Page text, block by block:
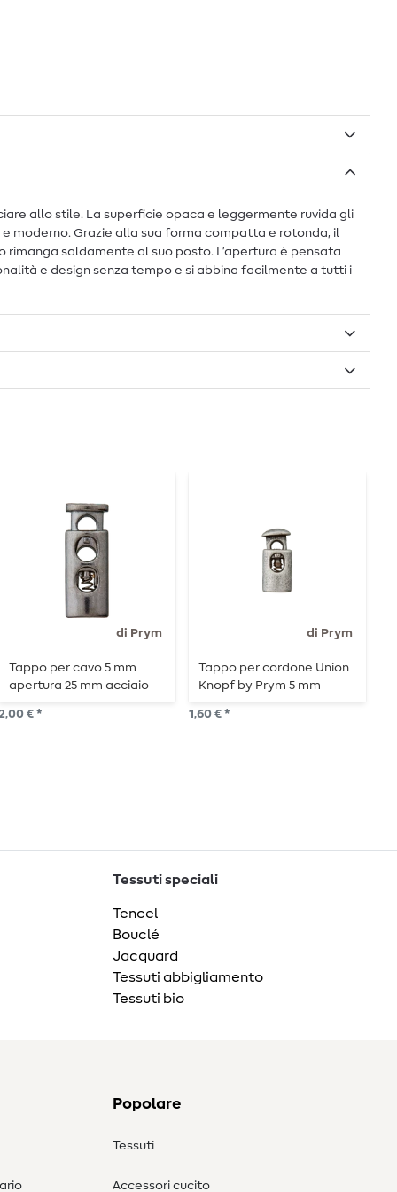
allo stile. La superficie opaca e leggermente ruvida gli
moderno. Grazie alla sua forma compatta e rotonda, il
saldamente al suo posto. L’apertura è pensata
e design senza tempo e si abbina facilmente a tutti i
di Prym
Tappo per cavo 5 mm
apertura 25 mm acciaio
lucido
€ *
di Prym
Tappo per cordone Union
Knopf by Prym 5 mm
apertura 20 mm argento
vecchio opaco
1,60 € *
Tessuti speciali
Tencel
Bouclé
Jacquard
Tessuti abbigliamento
Tessuti bio
Popolare
Tessuti
Accessori cucito